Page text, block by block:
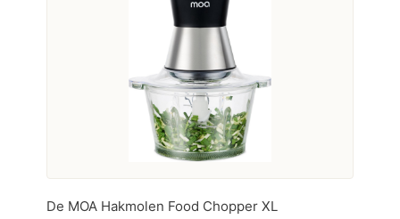
De MOA Hakmolen Food Chopper XL